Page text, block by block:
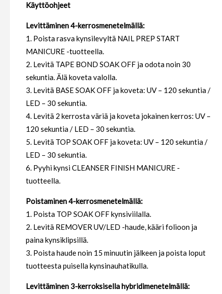
Käyttöohjeet
Levittäminen 4-kerrosmenetelmällä:
1. Poista rasva kynsilevyltä NAIL PREP START
MANICURE -tuotteella.
2. Levitä TAPE BOND SOAK OFF ja odota noin 30
sekuntia. Älä koveta valolla.
3. Levitä BASE SOAK OFF ja koveta: UV – 120 sekuntia /
LED – 30 sekuntia.
4. Levitä 2 kerrosta väriä ja koveta jokainen kerros: UV –
120 sekuntia / LED – 30 sekuntia.
5. Levitä TOP SOAK OFF ja koveta: UV – 120 sekuntia /
LED – 30 sekuntia.
6. Pyyhi kynsi CLEANSER FINISH MANICURE -
tuotteella.
Poistaminen 4-kerrosmenetelmällä:
1. Poista TOP SOAK OFF kynsiviilalla.
2. Levitä REMOVER UV/LED -haude, kääri folioon ja
paina kynsiklipsillä.
3. Poista haude noin 15 minuutin jälkeen ja poista loput
tuotteesta puisella kynsinauhatikulla.
Levittäminen 3-kerroksisella hybridimenetelmällä: